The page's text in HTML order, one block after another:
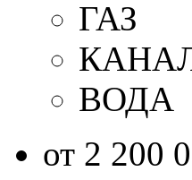
ГАЗ
ВОДА
от 2 200